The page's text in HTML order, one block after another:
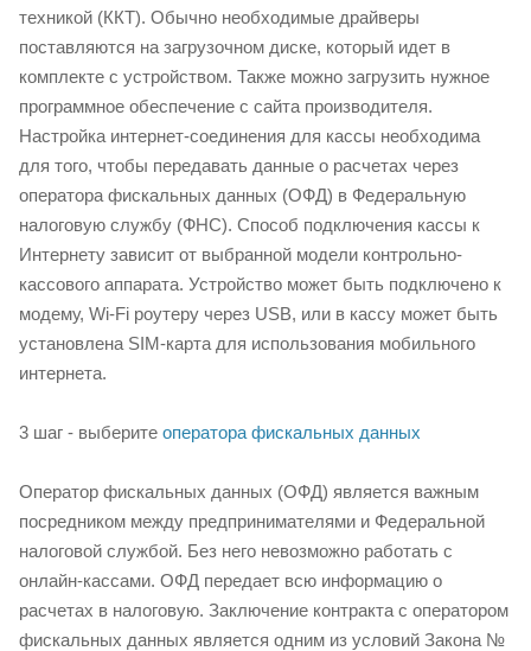
техникой (ККТ). Обычно необходимые драйверы
поставляются на загрузочном диске, который идет в
комплекте с устройством. Также можно загрузить нужное
программное обеспечение с сайта производителя.
Настройка интернет-соединения для кассы необходима
для того, чтобы передавать данные о расчетах через
оператора фискальных данных (ОФД) в Федеральную
налоговую службу (ФНС). Способ подключения кассы к
Интернету зависит от выбранной модели контрольно-
кассового аппарата. Устройство может быть подключено к
модему, Wi-Fi роутеру через USB, или в кассу может быть
установлена SIM-карта для использования мобильного
интернета.
3 шаг - выберите оператора фискальных данных
Оператор фискальных данных (ОФД) является важным
посредником между предпринимателями и Федеральной
налоговой службой. Без него невозможно работать с
онлайн-кассами. ОФД передает всю информацию о
расчетах в налоговую. Заключение контракта с оператором
фискальных данных является одним из условий Закона №